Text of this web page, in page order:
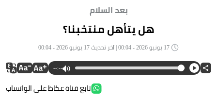
بعد السلام
هل يتأهل منتخبنا؟
--:--
تابع قناة عكاظ على الواتساب